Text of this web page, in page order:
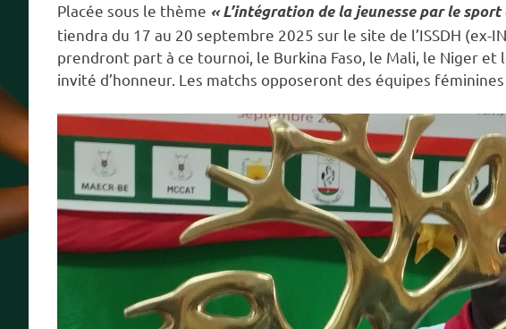
Placée sous le thème « L’intégration de la jeunesse par le
tiendra du 17 au 20 septembre 2025 sur le site de l’ISSDH (ex-
prendront part à ce tournoi, le Burkina Faso, le Mali, le Niger et
invité d’honneur. Les matchs opposeront des équipes féminines